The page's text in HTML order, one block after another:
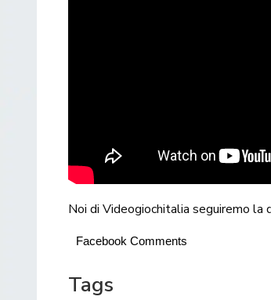
Noi di Videogiochitalia seguiremo
Facebook Comments
Tags